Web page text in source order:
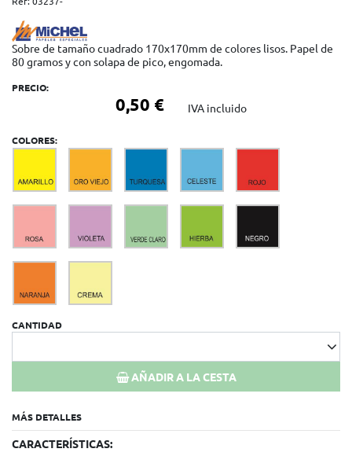
Sobre de tamaño cuadrado 170x170mm de colores lisos. Papel de
80 gramos y con solapa de pico, engomada.
PRECIO:
0,50 € IVA incluido
COLORES:
CANTIDAD
AÑADIR A LA CESTA
MÁS DETALLES
CARACTERÍSTICAS: